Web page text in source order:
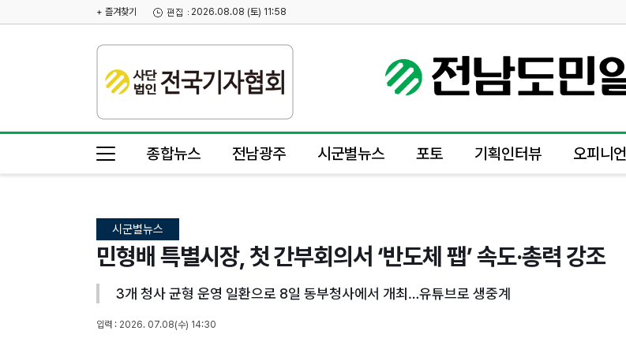
+ 즐겨찾기 2026.08.08 (토) 11:58
종합뉴스 전남광주 시군별뉴스 포토 기획인터뷰 오피니언
시군별뉴스
민형배 특별시장, 첫 간부회의서 ‘반도체 팹’ 속도·총력 강조
3개 청사 균형 운영 일환으로 8일 동부청사에서 개최…유튜브로 생중계
입력 : 2026. 07.08(수) 14:30